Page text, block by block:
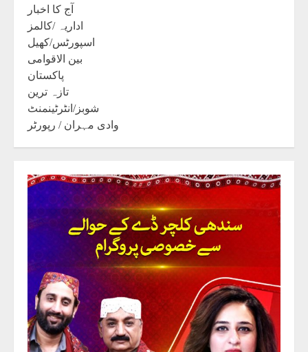
آج کا اخبار
اداریہ /کالمز
اسپورٹس/کھیل
بین الاقوامی
پاکستان
تازہ ترین
شوبز/انٹرٹینمنٹ
وادی مہران / رپورٹر